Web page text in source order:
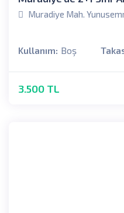
Muradiye Mah.
Kullanım: Boş
3.500 TL